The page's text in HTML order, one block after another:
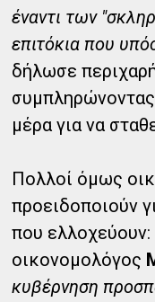
έναντι των
επιτόκια που
δήλωσε
μέρα για να
Πολλοί όμως
προειδοποιούν
που
οικονομολόγος
κυβέρνηση